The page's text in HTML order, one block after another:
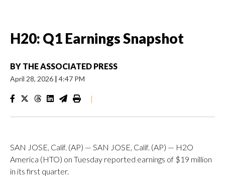
H20: Q1 Earnings Snapshot
BY THE ASSOCIATED PRESS
April 28, 2026 | 4:47 PM
|
SAN JOSE, Calif. (AP) — SAN JOSE, Calif. (AP) — H2O
America (HTO) on Tuesday reported earnings of $19 million
in its first quarter.